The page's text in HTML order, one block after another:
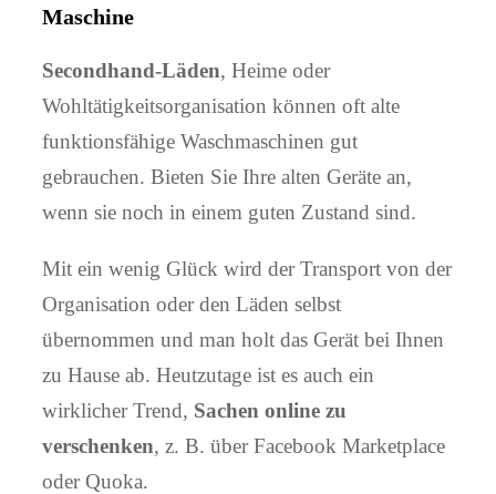
Maschine
Secondhand-Läden, Heime oder
Wohltätigkeitsorganisation können oft alte
funktionsfähige Waschmaschinen gut
gebrauchen. Bieten Sie Ihre alten Geräte an,
wenn sie noch in einem guten Zustand sind.
Mit ein wenig Glück wird der Transport von der
Organisation oder den Läden selbst
übernommen und man holt das Gerät bei Ihnen
zu Hause ab. Heutzutage ist es auch ein
wirklicher Trend, Sachen online zu
verschenken, z. B. über Facebook Marketplace
oder Quoka.